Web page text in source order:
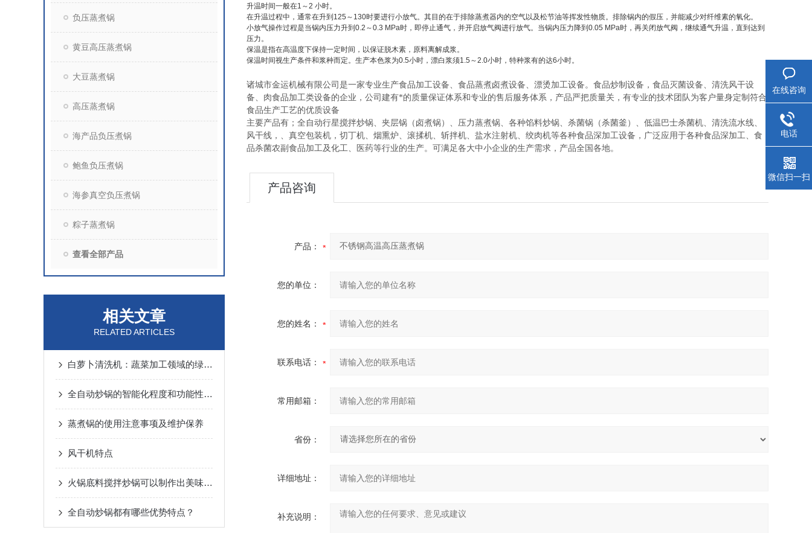
负压蒸煮锅
黄豆高压蒸煮锅
大豆蒸煮锅
高压蒸煮锅
海产品负压煮锅
鲍鱼负压煮锅
海参真空负压煮锅
粽子蒸煮锅
查看全部产品
相关文章
RELATED ARTICLES
白萝卜清洗机：蔬菜加工领域的绿色革命者
全自动炒锅的智能化程度和功能性将会不断提高
蒸煮锅的使用注意事项及维护保养
风干机特点
火锅底料搅拌炒锅可以制作出美味的火锅底料
全自动炒锅都有哪些优势特点？
升温时间一般在1 ～2 小时。
在升温过程中，通常在升到 125 ～ 130时要进行小放气。其目的在于排除蒸煮器内的空气以及松节油等挥发性物质。排除锅内的假压，并能减少对纤维素的氧化。
小放气操作过程是当锅内压力升到 0.2 ～0.3 MPa时，即停止通气，并开启放气阀进行放气。当锅内压力降到 0.05 MPa时，再关闭放气阀，继续通气升温，直到达到
压力。
保温是指在高温度下保持一定时间，以保证脱木素，原料离解成浆。
保温时间视生产条件和浆种而定。生产本色浆为0.5小时，漂白浆须1.5 ～2.0小时，特种浆有的达6小时。
诸城市金运机械有限公司是一家专业生产食品加工设备、食品蒸煮卤煮设备、漂烫加工设备。食品炒制设备，食品灭菌设备、清洗风干设
备、肉食品加工类设备的企业，公司建有*的质量保证体系和专业的售后服务体系，产品严把质量关，有专业的技术团队为客户量身定制符合
食品生产工艺的优质设备
主要产品有；全自动行星搅拌炒锅、夹层锅（卤煮锅）、压力蒸煮锅、各种馅料炒锅、杀菌锅（杀菌釜）、低温巴士杀菌机、清洗流水线、
风干线，、真空包装机，切丁机、烟熏炉、滚揉机、斩拌机、盐水注射机、绞肉机等各种食品深加工设备，广泛应用于各种食品深加工、食
品杀菌农副食品加工及化工、医药等行业的生产。可满足各大中小企业的生产需求，产品全国各地。
产品咨询
产品：
您的单位：
您的姓名：
联系电话：
常用邮箱：
省份：
详细地址：
补充说明：
在线咨询
电话
微信扫一扫